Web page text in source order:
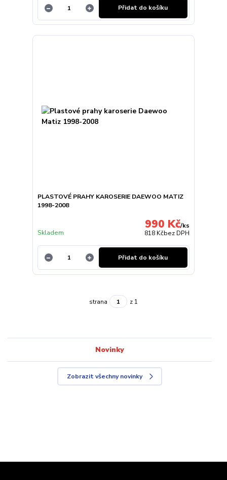
Přidat do košíku
PLASTOVÉ PRAHY KAROSERIE DAEWOO MATIZ
1998-2008
990 Kč/ks
818 Kčbez DPH
Skladem
Přidat do košíku
strana z 1
Novinky
Zobrazit všechny novinky